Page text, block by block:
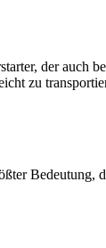
der
zu
Bedeutung,